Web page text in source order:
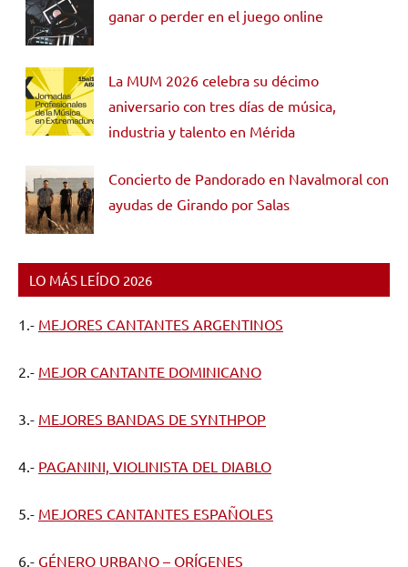
ganar o perder en el juego online
La MUM 2026 celebra su décimo
aniversario con tres días de música,
industria y talento en Mérida
Concierto de Pandorado en Navalmoral con
ayudas de Girando por Salas
LO MÁS LEÍDO 2026
1.- MEJORES CANTANTES ARGENTINOS
2.- MEJOR CANTANTE DOMINICANO
3.- MEJORES BANDAS DE SYNTHPOP
4.- PAGANINI, VIOLINISTA DEL DIABLO
5.- MEJORES CANTANTES ESPAÑOLES
6.- GÉNERO URBANO – ORÍGENES